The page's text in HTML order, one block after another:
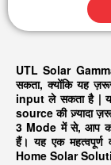
UTL Solar
सकता, क्योंकि यह
input ले सकता है |
source की ज़्यादा
3 Mode में से, आप
हैं। यह एक
Home Solar